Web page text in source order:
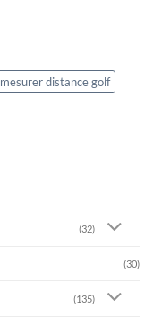
mesurer distance golf
(32)
(30)
(135)